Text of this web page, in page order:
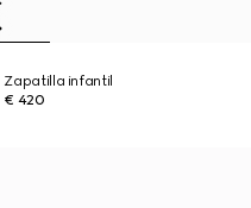
Zapatilla infantil
€ 420